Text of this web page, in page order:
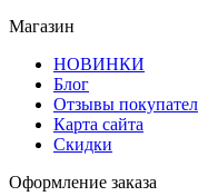
Магазин
НОВИНКИ
Блог
Отзывы
Карта сайта
Скидки
Оформление заказа